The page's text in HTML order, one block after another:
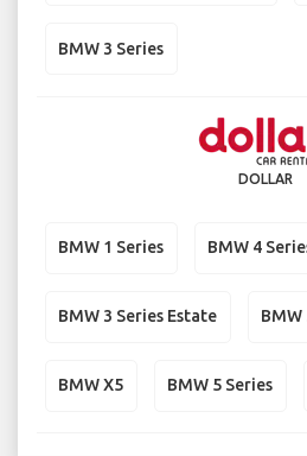
BMW 3 Series
DOLLAR
BMW 1 Series BMW 4
BMW 3 Series Estate BMW
BMW X5 BMW 5 Series